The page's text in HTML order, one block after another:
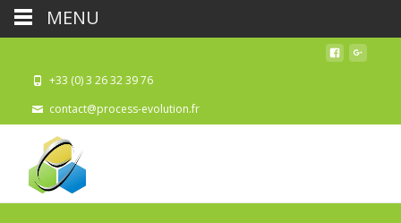
+33 (0) 3 26 32 39 76
contact@process-evolution.fr
MENU